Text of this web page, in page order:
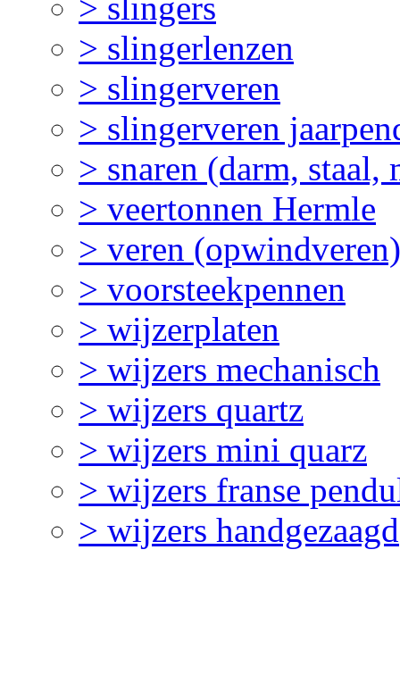
> slingerlenzen
> slingerveren
> slingerveren
> snaren (darm, staal,
> veertonnen Hermle
> veren (opwindveren)
> voorsteekpennen
> wijzerplaten
> wijzers mechanisch
> wijzers quartz
> wijzers mini quarz
> wijzers franse
> wijzers handgezaagd